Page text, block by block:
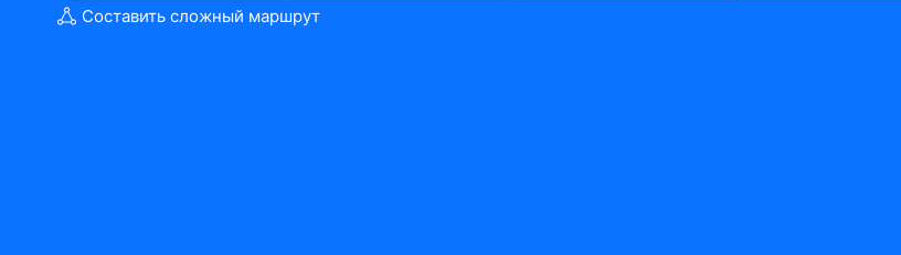
Составить сложный маршрут